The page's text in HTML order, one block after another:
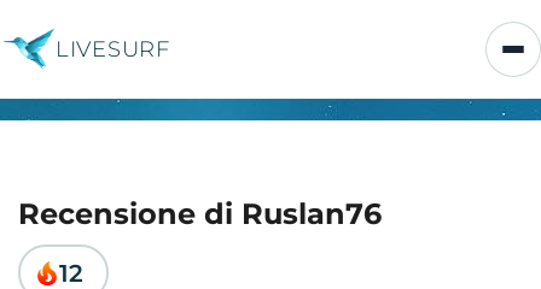
LIVESURF
Recensione di Ruslan76
12